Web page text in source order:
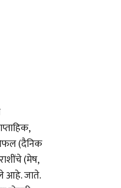
(दैनिक
(मेष,
आहे. जाते.